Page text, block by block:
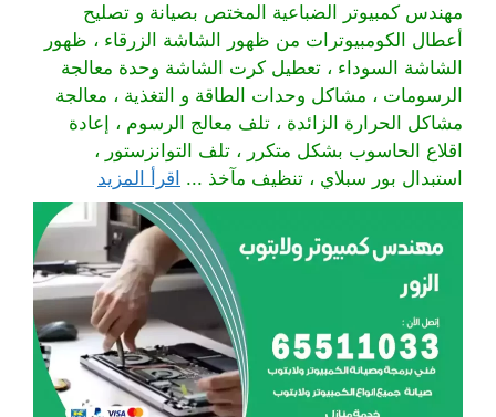
مهندس كمبيوتر الضباعية المختص بصيانة و تصليح
أعطال الكومبيوترات من ظهور الشاشة الزرقاء ، ظهور
الشاشة السوداء ، تعطيل كرت الشاشة وحدة معالجة
الرسومات ، مشاكل وحدات الطاقة و التغذية ، معالجة
مشاكل الحرارة الزائدة ، تلف معالج الرسوم ، إعادة
اقلاع الحاسوب بشكل متكرر ، تلف التوانزستور ،
استبدال بور سبلاي ، تنظيف مآخذ ... اقرأ المزيد